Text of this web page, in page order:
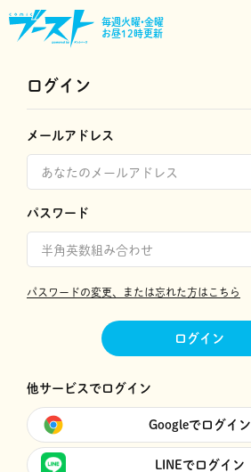
毎週火曜•金曜
お昼12時更新
ログイン
メールアドレス
パスワード
パスワードの変更、または忘れた方はこちら
ログイン
他サービスでログイン
Googleでログイン
LINEでログイン